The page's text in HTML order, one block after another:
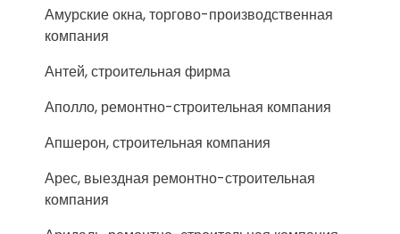
Амурские окна, торгово-производственная
компания
Антей, строительная фирма
Аполло, ремонтно-строительная компания
Апшерон, строительная компания
Арес, выездная ремонтно-строительная
компания